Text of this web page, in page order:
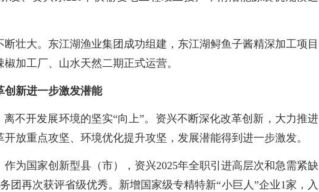
壮大。东江湖渔业集团成功组建，东江湖鲟鱼子酱精深加工项目
加工厂、山水天然二期正式运营。
创新进一步激发潜能
离不开发展环境的坚实“向上”。资兴不断深化改革创新，大力推进
放重点攻坚、环境优化提升攻坚，发展潜能得到进一步激发。
为国家创新型县（市），资兴2025年全职引进高层次和急需紧缺
团再次获评省级优秀。新增国家级专精特新“小巨人”企业1家，入